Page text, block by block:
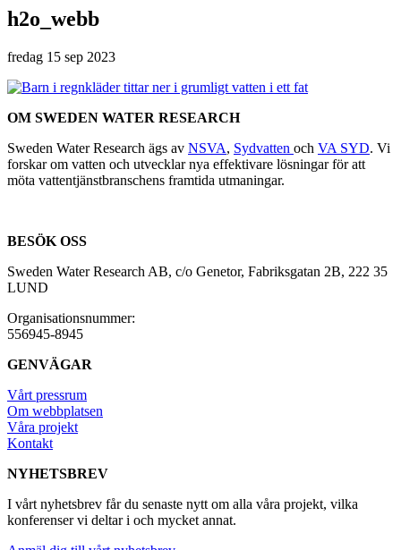
h2o_webb
fredag 15 sep 2023
OM SWEDEN WATER RESEARCH
Sweden Water Research ägs av NSVA, Sydvatten och VA SYD. Vi
forskar om vatten och utvecklar nya effektivare lösningar för att
möta vattentjänstbranschens framtida utmaningar.
BESÖK OSS
Sweden Water Research AB, c/o Genetor, Fabriksgatan 2B, 222 35
LUND
Organisationsnummer:
556945-8945
GENVÄGAR
Vårt pressrum
Om webbplatsen
Våra projekt
Kontakt
NYHETSBREV
I vårt nyhetsbrev får du senaste nytt om alla våra projekt, vilka
konferenser vi deltar i och mycket annat.